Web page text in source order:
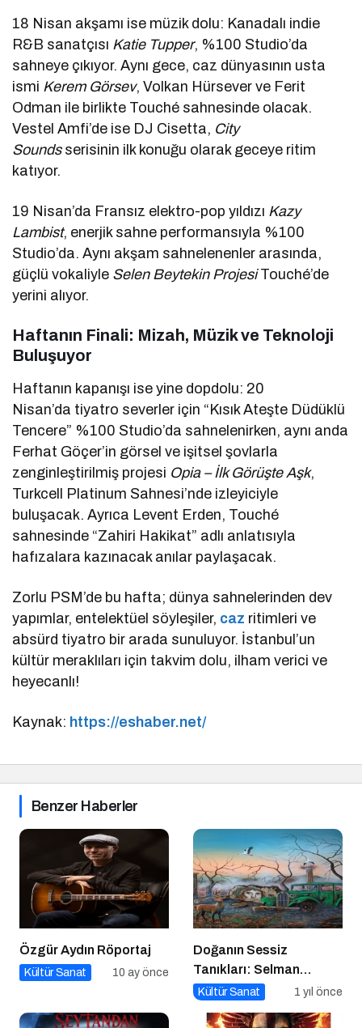
18 Nisan akşamı ise müzik dolu: Kanadalı indie
R&B sanatçısı Katie Tupper, %100 Studio’da
sahneye çıkıyor. Aynı gece, caz dünyasının usta
ismi Kerem Görsev, Volkan Hürsever ve Ferit
Odman ile birlikte Touché sahnesinde olacak.
Vestel Amfi’de ise DJ Cisetta, City
Soundsserisinin ilk konuğu olarak geceye ritim
katıyor.
19 Nisan’da Fransız elektro-pop yıldızı Kazy
Lambist, enerjik sahne performansıyla %100
Studio’da. Aynı akşam sahnelenenler arasında,
güçlü vokaliyle Selen Beytekin ProjesiTouché’de
yerini alıyor.
Haftanın Finali: Mizah, Müzik ve Teknoloji
Buluşuyor
Haftanın kapanışı ise yine dopdolu: 20
Nisan’da tiyatro severler için “Kısık Ateşte Düdüklü
Tencere” %100 Studio’da sahnelenirken, aynı anda
Ferhat Göçer’in görsel ve işitsel şovlarla
zenginleştirilmiş projesi Opia – İlk Görüşte Aşk,
Turkcell Platinum Sahnesi’nde izleyiciyle
buluşacak. Ayrıca Levent Erden, Touché
sahnesinde “Zahiri Hakikat” adlı anlatısıyla
hafızalara kazınacak anılar paylaşacak.
Zorlu PSM’de bu hafta; dünya sahnelerinden dev
yapımlar, entelektüel söyleşiler, caz ritimleri ve
absürd tiyatro bir arada sunuluyor. İstanbul’un
kültür meraklıları için takvim dolu, ilham verici ve
heyecanlı!
Kaynak: https://eshaber.net/
Benzer Haberler
Özgür Aydın Röportaj
Kültür Sanat 10 ay önce
Doğanın Sessiz
Tanıkları: Selman
Uzun’un Sanat Yolculuğu
Kültür Sanat 1 yıl önce